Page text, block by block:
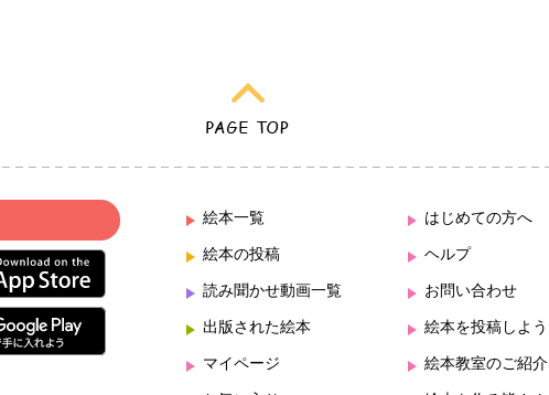
絵本一覧
絵本の投稿
読み聞かせ動画一覧
出版された絵本
マイページ
はじめての方へ
ヘルプ
お問い合わせ
絵本を投稿しよう
絵本教室のご紹介